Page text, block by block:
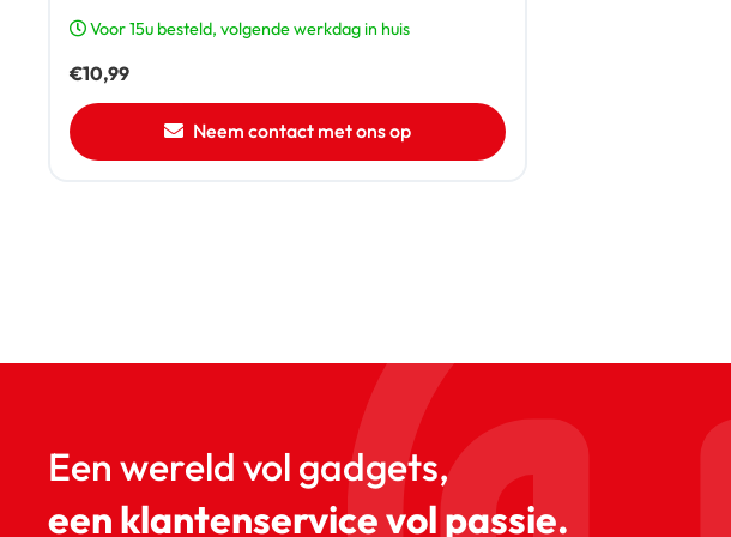
Voor 15u besteld, volgende werkdag in huis
€10,99
Neem contact met ons op
Een wereld vol gadgets,
een klantenservice vol passie.